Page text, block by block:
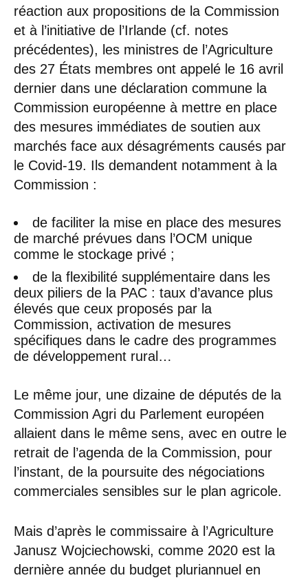
réaction aux propositions de la Commission
et à l’initiative de l’Irlande (cf. notes
précédentes), les ministres de l’Agriculture
des 27 États membres ont appelé le 16 avril
dernier dans une déclaration commune la
Commission européenne à mettre en place
des mesures immédiates de soutien aux
marchés face aux désagréments causés par
le Covid-19. Ils demandent notamment à la
Commission :
de faciliter la mise en place des mesures
de marché prévues dans l’OCM unique
comme le stockage privé ;
de la flexibilité supplémentaire dans les
deux piliers de la PAC : taux d’avance plus
élevés que ceux proposés par la
Commission, activation de mesures
spécifiques dans le cadre des programmes
de développement rural…
Le même jour, une dizaine de députés de la
Commission Agri du Parlement européen
allaient dans le même sens, avec en outre le
retrait de l’agenda de la Commission, pour
l’instant, de la poursuite des négociations
commerciales sensibles sur le plan agricole.
Mais d’après le commissaire à l’Agriculture
Janusz Wojciechowski, comme 2020 est la
dernière année du budget pluriannuel en